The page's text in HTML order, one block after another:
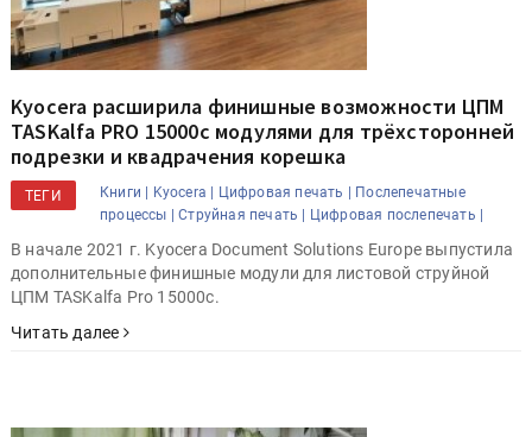
Kyocera расширила финишные возможности ЦПМ
TASKalfa PRO 15000c модулями для трёхсторонней
подрезки и квадрачения корешка
ТЕГИ Книги | Kyocera | Цифровая печать |
Послепечатные
процессы |
Струйная печать | Цифровая послепечать |
В начале 2021 г. Kyocera Document Solutions Europe выпустила
дополнительные финишные модули для листовой струйной
ЦПМ TASKalfa Pro 15000c.
Читать далее